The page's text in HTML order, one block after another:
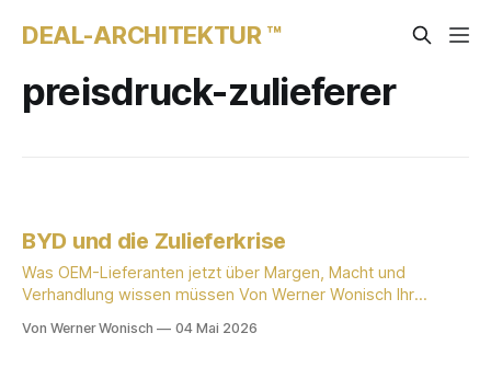
DEAL-ARCHITEKTUR ™
preisdruck-zulieferer
BYD und die Zulieferkrise
Was OEM-Lieferanten jetzt über Margen, Macht und
Verhandlung wissen müssen Von Werner Wonisch Ihr
prüfen gerade, was BYD für unsere Lieferkette bedeutet."
Von Werner Wonisch 04 Mai 2026